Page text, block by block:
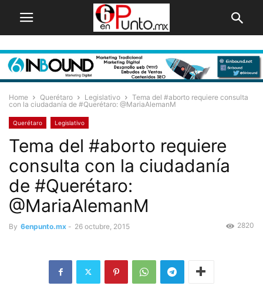
Home Querétaro Legislativo
Tema del #aborto requiere consulta
con la ciudadanía de #Querétaro: @MariaAlemanM
Querétaro Legislativo
Tema del #aborto requiere
consulta con la ciudadanía
de #Querétaro:
@MariaAlemanM
By 6enpunto.mx - 26 octubre, 2015 2820